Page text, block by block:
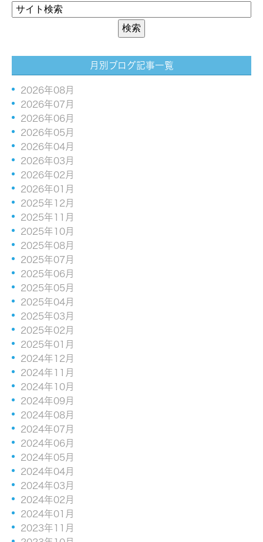
月別ブログ記事一覧
2026年08月
2026年07月
2026年06月
2026年05月
2026年04月
2026年03月
2026年02月
2026年01月
2025年12月
2025年11月
2025年10月
2025年08月
2025年07月
2025年06月
2025年05月
2025年04月
2025年03月
2025年02月
2025年01月
2024年12月
2024年11月
2024年10月
2024年09月
2024年08月
2024年07月
2024年06月
2024年05月
2024年04月
2024年03月
2024年02月
2024年01月
2023年11月